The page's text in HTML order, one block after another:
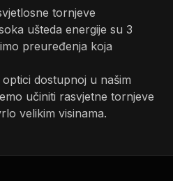
tornjeve
ušteda energije su 3
preuređenja koja
dostupnoj u našim
učiniti rasvjetne tornjeve
velikim visinama.